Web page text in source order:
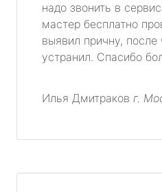
надо звонить в
мастер бесплатно
выявил причну, после
устранил. Спасибо
Илья Дмитраков г.